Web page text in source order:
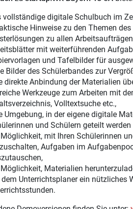
vollständige digitale Schulbuch im
Hinweise zu den Themen des
zu allen
mit weiterführenden
und Tafelbilder für
Bilder des Schülerbandes zur
direkte Anbindung der Materialien
Werkzeuge zum Arbeiten mit
Volltextsuche etc.,
Umgebung, in der eigene digitale
und Schülern geteilt werden
mit Ihren Schülerinnen
Aufgaben im
Materialien
Unterrichtsplaner ein nützliches